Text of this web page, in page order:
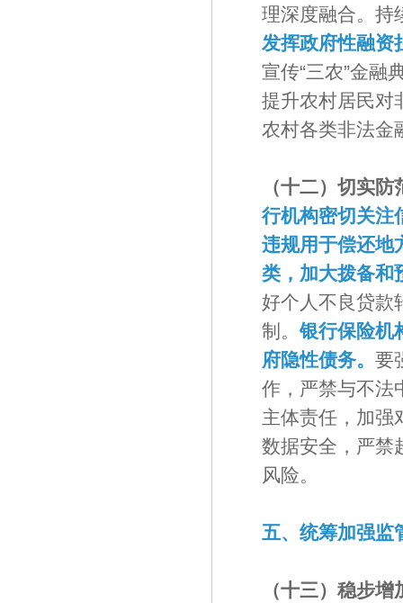
理深度融合。持
发挥政府性融资
宣传“三农”金融
提升农村居民对
农村各类非法金
（十二）切实
行机构密切关注
违规用于偿还地
类，加大拨备和
好个人不良贷款
制。银行保险机
府隐性债务。 要
作，严禁与不法
主体责任，加强
数据安全，严禁
风险。
五、统筹加强监
（十三）稳步